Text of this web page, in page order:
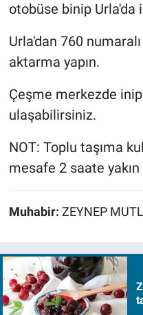
otobüse binip Urla'da
Urla'dan 760
aktarma yapın.
Çeşme merkezde
ulaşabilirsiniz.
NOT: Toplu taşıma
mesafe 2 saate
Muhabir: ZEYNEP